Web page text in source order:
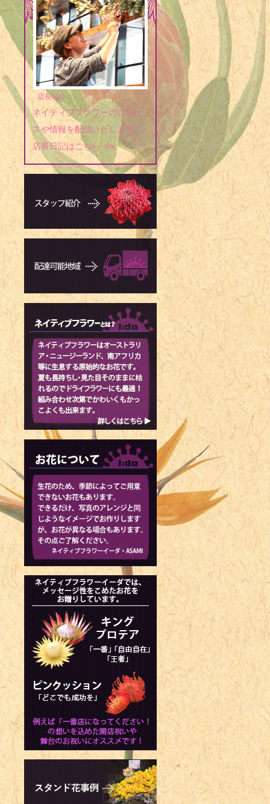
店長紹介
ネイティブフラワーのニュー
スや情報を配信いたします。
店長日記はこちら >>